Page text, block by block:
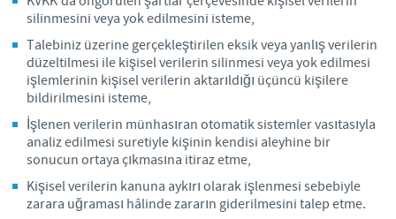
silinmesini veya yok edilmesini isteme,
Talebiniz üzerine gerçekleştirilen eksik veya yanlış verilerin
düzeltilmesi ile kişisel verilerin silinmesi veya yok edilmesi
işlemlerinin kişisel verilerin aktarıldığı üçüncü kişilere
bildirilmesini isteme,
İşlenen verilerin münhasıran otomatik sistemler vasıtasıyla
analiz edilmesi suretiyle kişinin kendisi aleyhine bir
sonucun ortaya çıkmasına itiraz etme,
Kişisel verilerin kanuna aykırı olarak işlenmesi sebebiyle
zarara uğraması hâlinde zararın giderilmesini talep etme.